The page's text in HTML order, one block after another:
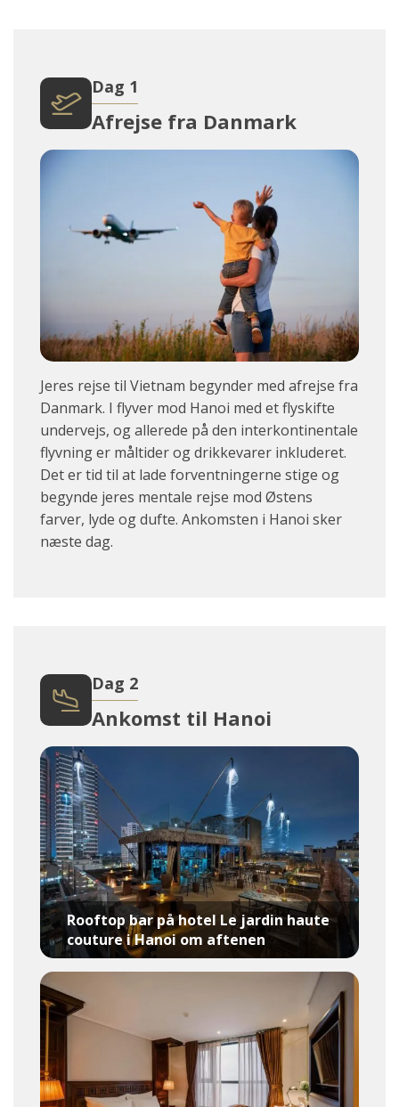
Dag 1
Afrejse fra Danmark
Jeres rejse til Vietnam begynder med afrejse fra
Danmark. I flyver mod Hanoi med et flyskifte
undervejs, og allerede på den interkontinentale
flyvning er måltider og drikkevarer inkluderet.
Det er tid til at lade forventningerne stige og
begynde jeres mentale rejse mod Østens
farver, lyde og dufte. Ankomsten i Hanoi sker
næste dag.
Dag 2
Ankomst til Hanoi
Rooftop bar på hotel Le jardin haute
couture i Hanoi om aftenen